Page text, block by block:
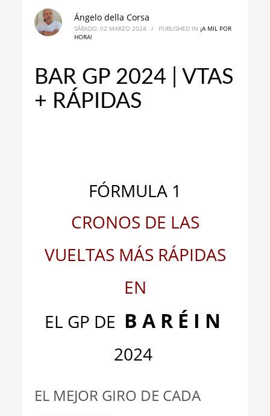
Ángelo della Corsa
SÁBADO, 02 MARZO 2024 / PUBLISHED IN¡A MIL POR
HORA!
BAR GP 2024 | VTAS
+ RÁPIDAS
FÓRMULA 1
CRONOS DE LAS
VUELTAS MÁS RÁPIDAS
EN
EL GP DE B A R É I N
2024
EL MEJOR GIRO DE CADA